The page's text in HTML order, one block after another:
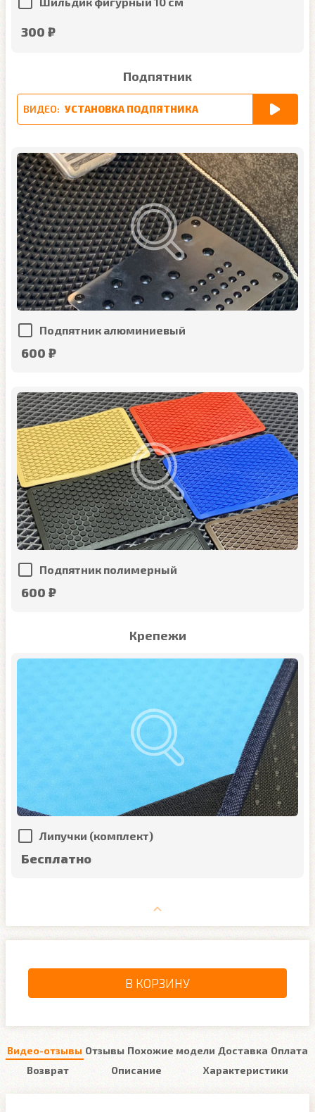
300 ₽
Подпятник
ВИДЕО: УСТАНОВКА ПОДПЯТНИКА
Подпятник алюминиевый
600 ₽
Подпятник полимерный
600 ₽
Крепежи
Липучки (комплект)
Бесплатно
В КОРЗИНУ
Видео-отзывы Отзывы Похожие модели Доставка Оплата
Возврат
Описание Характеристики